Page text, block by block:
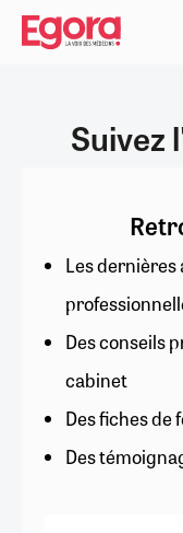
Aller
contenu
Suivez
Les
Des conseils
cabinet
Des fiches
Des